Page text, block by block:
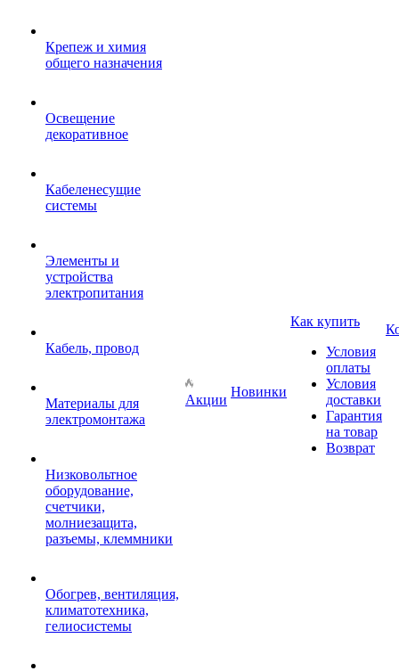
Крепеж и химия
общего назначения
Освещение
декоративное
Кабеленесущие
системы
Элементы и
устройства
электропитания
Кабель, провод
Материалы для
электромонтажа
Низковольтное
оборудование,
счетчики,
молниезащита,
разъемы, клеммники
Обогрев, вентиляция,
климатотехника,
гелиосистемы
Акции
Новинки
Как купить
Условия
оплаты
Условия
доставки
Гарантия
на товар
Возврат